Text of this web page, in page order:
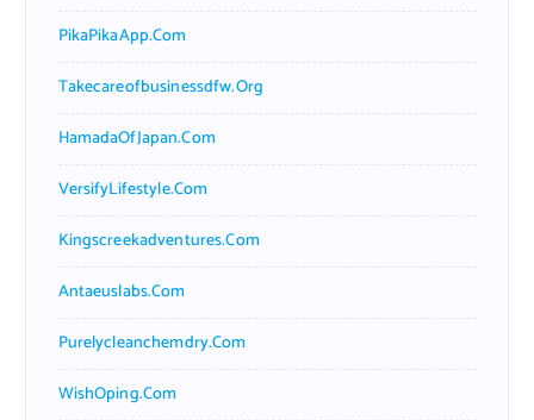
PikaPikaApp.com
Takecareofbusinessdfw.org
HamadaOfJapan.com
VersifyLifestyle.com
Kingscreekadventures.com
Antaeuslabs.com
Purelycleanchemdry.com
WishOping.com